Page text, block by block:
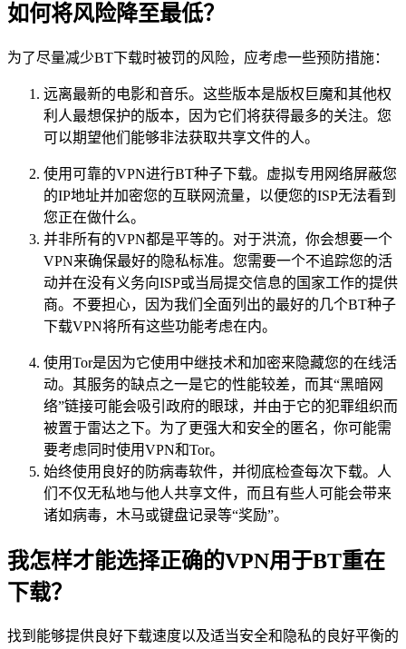
如何将风险降至最低？
为了尽量减少BT下载时被罚的风险，应考虑一些预防措施：
远离最新的电影和音乐。这些版本是版权巨魔和其他权
利人最想保护的版本，因为它们将获得最多的关注。您
可以期望他们能够非法获取共享文件的人。
使用可靠的VPN进行BT种子下载。虚拟专用网络屏蔽您
的IP地址并加密您的互联网流量，以便您的ISP无法看到
您正在做什么。
并非所有的VPN都是平等的。对于洪流，你会想要一个
VPN来确保最好的隐私标准。您需要一个不追踪您的活
动并在没有义务向ISP或当局提交信息的国家工作的提供
商。不要担心，因为我们全面列出的最好的几个BT种子
下载VPN将所有这些功能考虑在内。
使用Tor是因为它使用中继技术和加密来隐藏您的在线活
动。其服务的缺点之一是它的性能较差，而其“黑暗网
络”链接可能会吸引政府的眼球，并由于它的犯罪组织而
被置于雷达之下。为了更强大和安全的匿名，你可能需
要考虑同时使用VPN和Tor。
始终使用良好的防病毒软件，并彻底检查每次下载。人
们不仅无私地与他人共享文件，而且有些人可能会带来
诸如病毒，木马或键盘记录等“奖励”。
我怎样才能选择正确的VPN用于BT重在
下载？
找到能够提供良好下载速度以及适当安全和隐私的良好平衡的